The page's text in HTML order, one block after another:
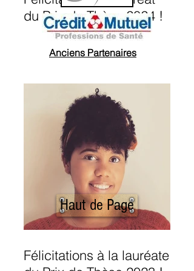
du Prix de Thèse 2024 !
Félicitations à la lauréate
Anciens Partenaires
Haut de Page